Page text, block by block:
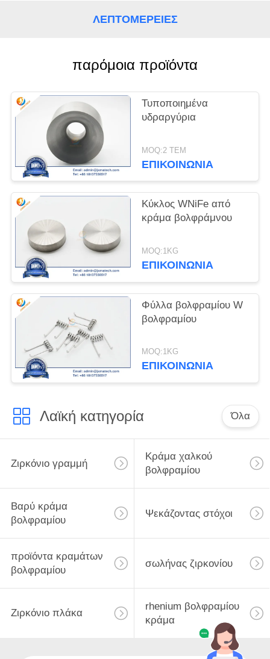
ΑΠΌΣΠΑΣΜΑ
SITEMAP
PRIVACY
POLICY
ΛΕΠΤΟΜΈΡΕΙΕΣ
παρόμοια προϊόντα
Τυποποιημένα
υδραργύρια
MOQ:2 ΤΕΜ
ΕΠΙΚΟΙΝΩΝΊΑ
Κύκλος WNiFe από
κράμα βολφράμνου
MOQ:1KG
ΕΠΙΚΟΙΝΩΝΊΑ
Φύλλα βολφραμίου W
βολφραμίου
MOQ:1KG
ΕΠΙΚΟΙΝΩΝΊΑ
Λαϊκή κατηγορία Όλα
Ζιρκόνιο γραμμή
Κράμα χαλκού
βολφραμίου
Βαρύ κράμα
βολφραμίου
Ψεκάζοντας στόχοι
προϊόντα κραμάτων
βολφραμίου
σωλήνας ζιρκονίου
Ζιρκόνιο πλάκα
rhenium βολφραμίου
κράμα